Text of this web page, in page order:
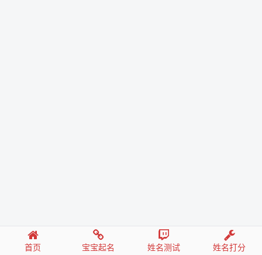
首页 宝宝起名 姓名测试 姓名打分